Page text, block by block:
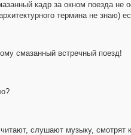
кадр за окном поезда
термина не знаю)
смазанный встречный поезд!
слушают музыку, смотрят